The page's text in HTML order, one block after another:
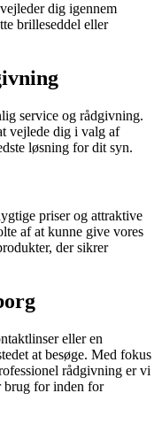
dig igennem
brilleseddel eller
service og rådgivning.
vejlede dig i valg af
løsning for dit syn.
priser og attraktive
af at kunne give vores
der sikrer
eller en
at besøge. Med fokus
rådgivning er vi
brug for inden for